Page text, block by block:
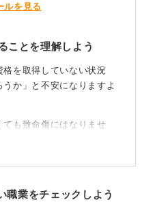
ルを見る
ことを理解しよう
を取得していない状況
か」と不安になりますよ
も致命傷にはなりませ
職業をチェックしよう